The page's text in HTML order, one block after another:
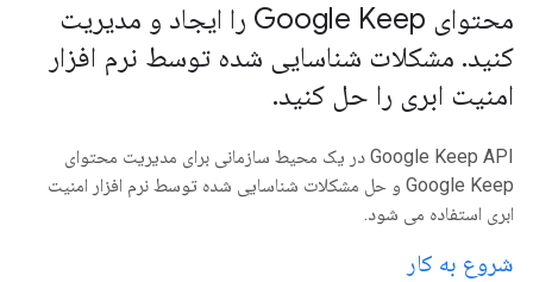
محتوای Google Keep را ایجاد و مدیریت
کنید. مشکلات شناسایی شده توسط نرم افزار
امنیت ابری را حل کنید.
Google Keep API در یک محیط سازمانی برای مدیریت محتوای
Google Keep و حل مشکلات شناسایی شده توسط نرم افزار امنیت
ابری استفاده می شود.
شروع به کار